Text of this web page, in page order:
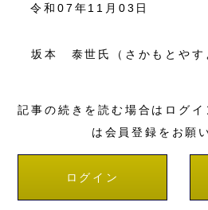
令和07年11月03日
坂本 泰世氏（さかもとやす
記事の続きを読む場合はログ
は会員登録をお願
ログイン